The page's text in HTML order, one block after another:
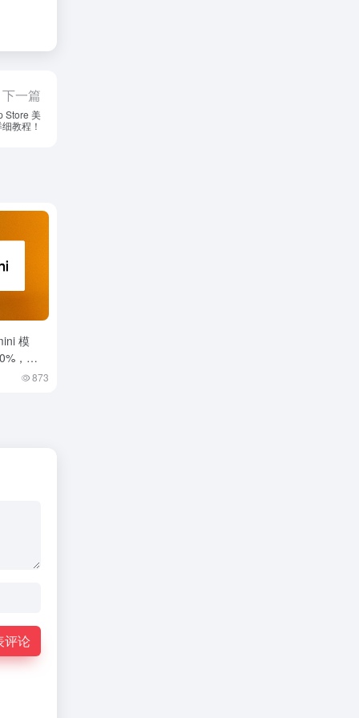
下一篇
Store 美
教程！
模
，优
873
评论